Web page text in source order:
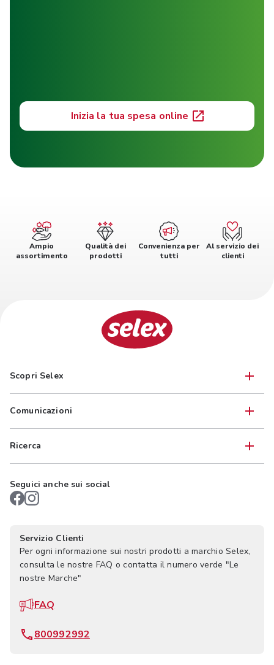
Inizia la tua spesa online
Ampio
assortimento
Qualità dei
prodotti
Convenienza per
tutti
Al servizio dei
clienti
Scopri Selex
Comunicazioni
Ricerca
Seguici anche sui social
Servizio Clienti
Per ogni informazione sui nostri prodotti a marchio Selex,
consulta le nostre FAQ o contatta il numero verde "Le
nostre Marche"
FAQ
800992992